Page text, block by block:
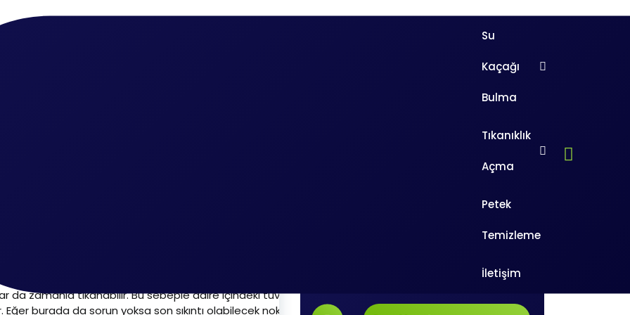
Su
Kaçağı
Bulma
Tıkanıklık
Açma
Petek
Temizleme
İletişim
Açılır?
Borusu Nasıl Açılır?
gerekiyor. Eğer bu açma işlemi gecikirse farklı problemler
kaynaklanabilir. Bazı tıkanıklıklar daire içinde yer alan pis su
Bunun çözümü basittir. Daha kolay bir şekilde giderilen
ile ancak açılabilir. Bir diğer tıkanıklığa sebep olan nokta ise bina
da zamanla tıkanabilir. Bu sebeple daire içindeki tuvaletler
burada da sorun yoksa son sıkıntı olabilecek nokta rögardır.